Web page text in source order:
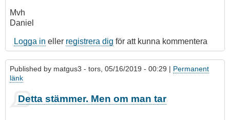
Mvh
Daniel
Logga in eller registrera dig för att kunna kommentera
Published by matgus3 - tors, 05/16/2019 - 00:29 | Permanent
länk
Detta stämmer. Men om man tar